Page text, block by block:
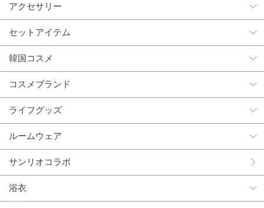
アクセサリー
セットアイテム
韓国コスメ
コスメブランド
ライフグッズ
ルームウェア
サンリオコラボ
浴衣